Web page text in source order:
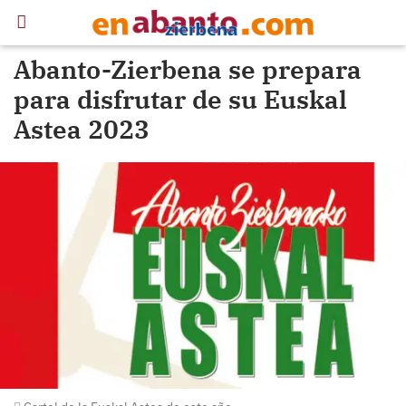
Abanto-Zierbena se prepara
para disfrutar de su Euskal
Astea 2023